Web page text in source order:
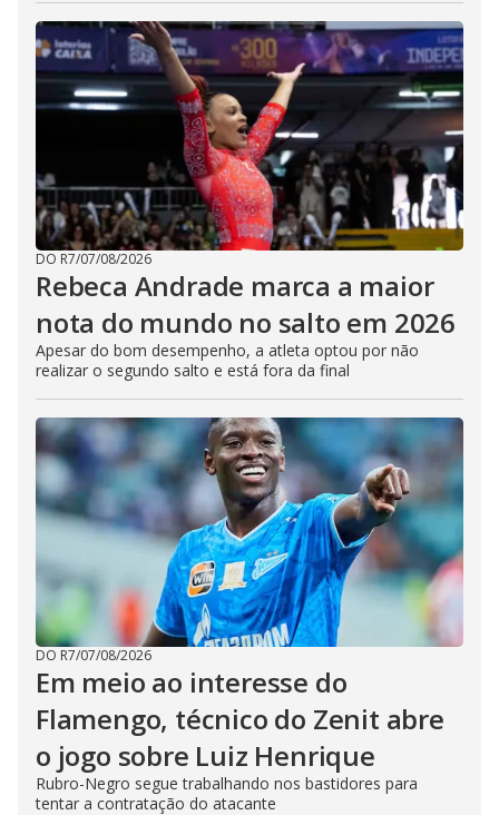
DO R7/07/08/2026
Rebeca Andrade marca a maior
nota do mundo no salto em 2026
Apesar do bom desempenho, a atleta optou por não
realizar o segundo salto e está fora da final
DO R7/07/08/2026
Em meio ao interesse do
Flamengo, técnico do Zenit abre
o jogo sobre Luiz Henrique
Rubro-Negro segue trabalhando nos bastidores para
tentar a contratação do atacante